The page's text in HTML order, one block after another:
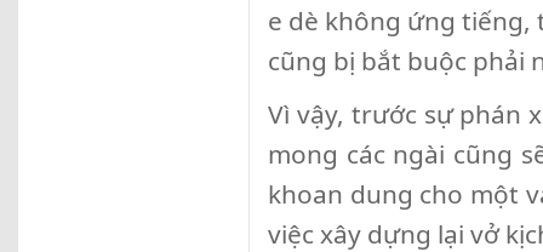
e dè không ứng tiếng,
cũng bị bắt buộc phải
Vì vậy, trước sự phán
mong các ngài cũng
khoan dung cho một
việc xây dựng lại vở